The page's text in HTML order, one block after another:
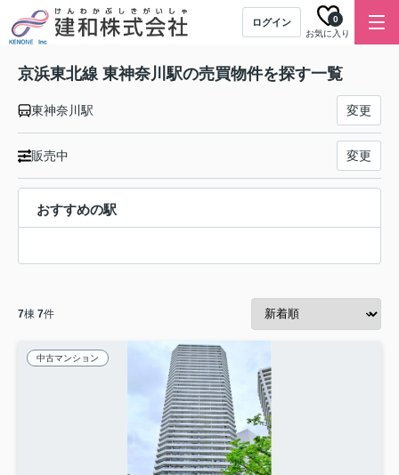
ログイン
お気に入り
0
京浜東北線 東神奈川駅の売買物件を探す一覧
東神奈川駅 変更
販売中 変更
おすすめの駅
7棟 7件
中古マンション